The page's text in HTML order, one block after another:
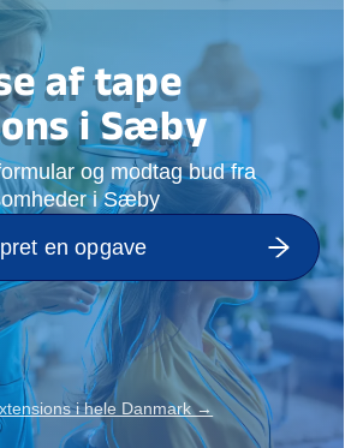
af tape
i Sæby
og modtag bud fra
i Sæby
en opgave
i hele Danmark →